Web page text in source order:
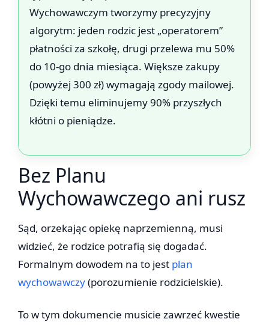
Wychowawczym tworzymy precyzyjny
algorytm: jeden rodzic jest „operatorem”
płatności za szkołę, drugi przelewa mu 50%
do 10-go dnia miesiąca. Większe zakupy
(powyżej 300 zł) wymagają zgody mailowej.
Dzięki temu eliminujemy 90% przyszłych
kłótni o pieniądze.
Bez Planu
Wychowawczego ani rusz
Sąd, orzekając opiekę naprzemienną, musi
widzieć, że rodzice potrafią się dogadać.
Formalnym dowodem na to jest plan
wychowawczy(porozumienie rodzicielskie).
To w tym dokumencie musicie zawrzeć kwestie